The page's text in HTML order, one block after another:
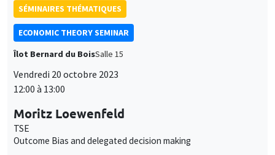
SÉMINAIRES THÉMATIQUES
ECONOMIC THEORY SEMINAR
Îlot Bernard du BoisSalle 15
Vendredi 20 octobre 2023
12:00 à 13:00
Moritz Loewenfeld
TSE
Outcome Bias and delegated decision making